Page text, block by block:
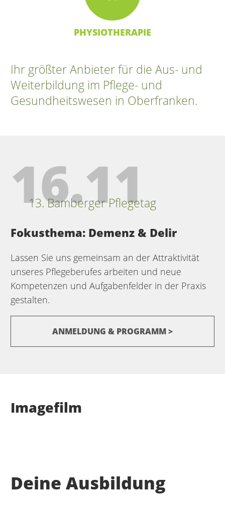
PHYSIOTHERAPIE
Ihr größter Anbieter für die Aus- und
Weiterbildung im Pflege- und
Gesundheitswesen in Oberfranken.
16.11
13. Bamberger Pflegetag
Fokusthema: Demenz & Delir
Lassen Sie uns gemeinsam an der Attraktivität
unseres Pflegeberufes arbeiten und neue
Kompetenzen und Aufgabenfelder in der Praxis
gestalten.
ANMELDUNG & PROGRAMM >
Imagefilm
Deine Ausbildung